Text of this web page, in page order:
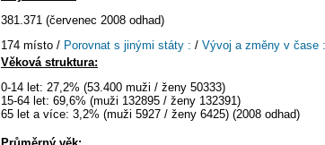
381.371 (červenec 2008 odhad)
174 místo / Porovnat s jinými státy : / Vývoj a změny v čase :
Věková struktura:
0-14 let: 27,2% (53.400 muži / ženy 50333)
15-64 let: 69,6% (muži 132895 / ženy 132391)
65 let a více: 3,2% (muži 5927 / ženy 6425) (2008 odhad)